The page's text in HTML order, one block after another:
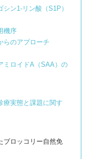
ン1-リン酸（S1P）
機序
らのアプローチ
ミロイドA（SAA）の
療実態と課題に関す
ロッコリー自然免